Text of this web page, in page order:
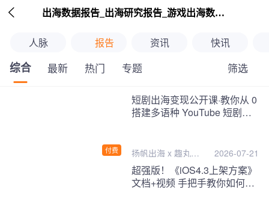
 出海数据报告_出海研究报告_游戏出海数据报告_海外趋势分析-扬帆出海
人脉 报告 资讯 快讯
综合 最新 热门 专题 筛选
继续下拉刷新
付费
短剧出海变现公开课·教你从 0
搭建多语种 YouTube 短剧频
扬帆出海 x 趣丸千 2026-07-21
超强版！《iOS4.3上架方案》
文档+视频 手把手教你如何一